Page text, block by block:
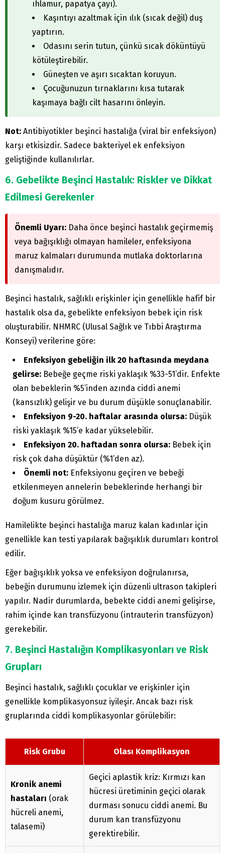
ıhlamur, papatya çayı).
Kaşıntıyı azaltmak için ılık (sıcak değil) duş
yaptırın.
Odasını serin tutun, çünkü sıcak döküntüyü
kötüleştirebilir.
Güneşten ve aşırı sıcaktan koruyun.
Çocuğunuzun tırnaklarını kısa tutarak
kaşımaya bağlı cilt hasarını önleyin.
Not: Antibiyotikler beşinci hastalığa (viral bir enfeksiyon)
karşı etkisizdir. Sadece bakteriyel ek enfeksiyon
geliştiğinde kullanılırlar.
6. Gebelikte Beşinci Hastalık: Riskler ve Dikkat
Edilmesi Gerekenler
Önemli Uyarı: Daha önce beşinci hastalık geçirmemiş
veya bağışıklığı olmayan hamileler, enfeksiyona
maruz kalmaları durumunda mutlaka doktorlarına
danışmalıdır.
Beşinci hastalık, sağlıklı erişkinler için genellikle hafif bir
hastalık olsa da, gebelikte enfeksiyon bebek için risk
oluşturabilir. NHMRC (Ulusal Sağlık ve Tıbbi Araştırma
Konseyi) verilerine göre:
Enfeksiyon gebeliğin ilk 20 haftasında meydana
gelirse: Bebeğe geçme riski yaklaşık %33-51’dir. Enfekte
olan bebeklerin %5’inden azında ciddi anemi
(kansızlık) gelişir ve bu durum düşükle sonuçlanabilir.
Enfeksiyon 9-20. haftalar arasında olursa: Düşük
riski yaklaşık %15’e kadar yükselebilir.
Enfeksiyon 20. haftadan sonra olursa: Bebek için
risk çok daha düşüktür (%1’den az).
Önemli not: Enfeksiyonu geçiren ve bebeği
etkilenmeyen annelerin bebeklerinde herhangi bir
doğum kusuru görülmez.
Hamilelikte beşinci hastalığa maruz kalan kadınlar için
genellikle kan testi yapılarak bağışıklık durumları kontrol
edilir.
Eğer bağışıklık yoksa ve enfeksiyon doğrulanırsa,
bebeğin durumunu izlemek için düzenli ultrason takipleri
yapılır. Nadir durumlarda, bebekte ciddi anemi gelişirse,
rahim içinde kan transfüzyonu (intrauterin transfüzyon)
gerekebilir.
7. Beşinci Hastalığın Komplikasyonları ve Risk
Grupları
Beşinci hastalık, sağlıklı çocuklar ve erişkinler için
genellikle komplikasyonsuz iyileşir. Ancak bazı risk
gruplarında ciddi komplikasyonlar görülebilir:
Risk Grubu Olası Komplikasyon
Kronik anemi
hastaları (orak
hücreli anemi,
talasemi)
Geçici aplastik kriz: Kırmızı kan
hücresi üretiminin geçici olarak
durması sonucu ciddi anemi. Bu
durum kan transfüzyonu
gerektirebilir.